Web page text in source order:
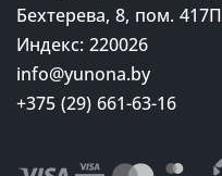
Бехтерева, 8, пом. 417П
Индекс: 220026
info@yunona.by
+375 (29) 661-63-16